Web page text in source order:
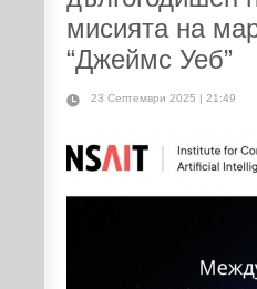
мисията на
“Джеймс Уеб”
23 Септември 2025 | 21:49